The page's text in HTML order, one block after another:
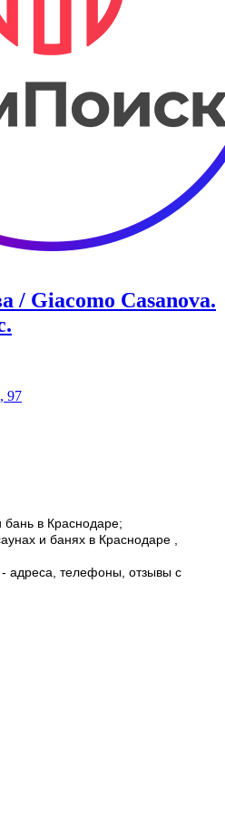
/ Giacomo Casanova.
97
в Краснодаре;
и банях в Краснодаре ,
адреса, телефоны, отзывы с